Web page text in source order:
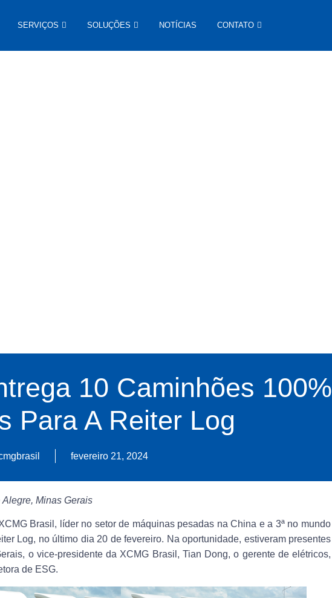
SERVIÇOS SOLUÇÕES NOTÍCIAS CONTATO
10 Caminhões 100%
Para A Reiter Log
fevereiro 21, 2024
Alegre, Minas Gerais
Brasil , líder no setor de máquinas pesadas na China e a 3ª no mundo
Log, no último dia 20 de fevereiro. Na oportunidade, estiveram presentes
o vice-presidente da XCMG Brasil, Tian Dong, o gerente de elétricos,
de ESG.